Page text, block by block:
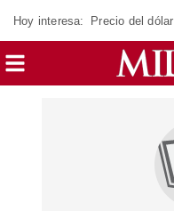
Hoy interesa: Precio del dólar